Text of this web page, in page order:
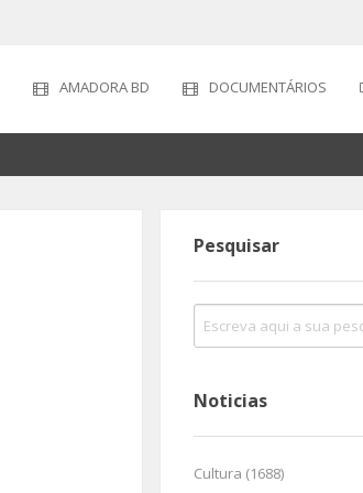
AMADORA BD DOCUMENTÁRIOS
Pesquisar
Noticias
Cultura (1688)